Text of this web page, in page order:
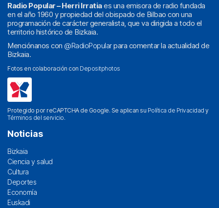
Radio Popular – Herri Irratiaes una emisora de radio fundada
en el año 1960 y propiedad del obispado de Bilbao con una
programación de carácter generalista, que va dirigida a todo el
territorio histórico de Bizkaia.
Menciónanos con @RadioPopularpara comentar la actualidad de
Bizkaia.
Fotos en colaboración con Depositphotos
Protegido por reCAPTCHA de Google. Se aplican su Política de Privacidad y
Términos del servicio.
Noticias
Bizkaia
Ciencia y salud
Cultura
Deportes
Economía
Euskadi